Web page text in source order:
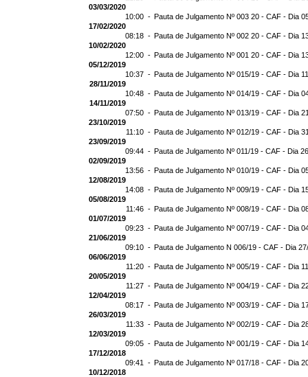
03/03/2020
10:00 - Pauta de Julgamento Nº 003 20 - CAF - Dia
17/02/2020
08:18 - Pauta de Julgamento Nº 002 20 - CAF - Dia
10/02/2020
12:00 - Pauta de Julgamento Nº 001 20 - CAF - Dia
05/12/2019
10:37 - Pauta de Julgamento Nº 015/19 - CAF - Dia
28/11/2019
10:48 - Pauta de Julgamento Nº 014/19 - CAF - Dia
14/11/2019
07:50 - Pauta de Julgamento Nº 013/19 - CAF - Dia
23/10/2019
11:10 - Pauta de Julgamento Nº 012/19 - CAF - Dia
23/09/2019
09:44 - Pauta de Julgamento Nº 011/19 - CAF - Dia
02/09/2019
13:56 - Pauta de Julgamento Nº 010/19 - CAF - Dia
12/08/2019
14:08 - Pauta de Julgamento Nº 009/19 - CAF - Dia
05/08/2019
11:46 - Pauta de Julgamento Nº 008/19 - CAF - Dia
01/07/2019
09:23 - Pauta de Julgamento Nº 007/19 - CAF - Dia
21/06/2019
09:10 - Pauta de Julgamento N 006/19 - CAF - Dia
06/06/2019
11:20 - Pauta de Julgamento Nº 005/19 - CAF - Dia
20/05/2019
11:27 - Pauta de Julgamento Nº 004/19 - CAF - Dia
12/04/2019
08:17 - Pauta de Julgamento Nº 003/19 - CAF - Dia
26/03/2019
11:33 - Pauta de Julgamento Nº 002/19 - CAF - Dia
12/03/2019
09:05 - Pauta de Julgamento Nº 001/19 - CAF - Dia
17/12/2018
09:41 - Pauta de Julgamento Nº 017/18 - CAF - Dia
10/12/2018